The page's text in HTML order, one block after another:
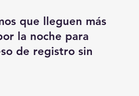
que lleguen más
la noche para
de registro sin